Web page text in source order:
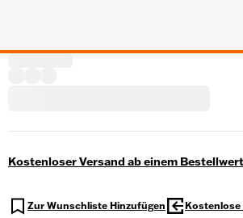
Kostenloser Versand ab einem
Zur Wunschliste Hinzufügen Kostenlose